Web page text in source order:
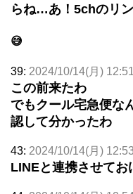
らね…あ！5chのリン
😅
39: 2024/10/14(月)
この前来たわ
でもクール宅急便な
認して分かったわ
43: 2024/10/14(月)
LINEと連携させてお